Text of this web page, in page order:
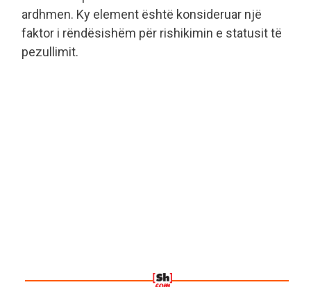
ardhmen. Ky element është konsideruar një
faktor i rëndësishëm për rishikimin e statusit të
pezullimit.